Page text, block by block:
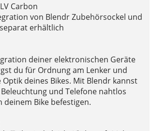
Carbon
von Blendr Zubehörsockel und
erhältlich
deiner elektronischen Geräte
du für Ordnung am Lenker und
deines Bikes. Mit Blendr kannst
und Telefone nahtlos
deinem Bike befestigen.